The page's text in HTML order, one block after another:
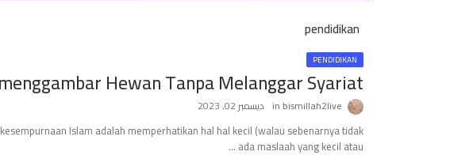
pendidikan
PENDIDIKAN
Hewan Tanpa Melanggar Syariat
bismillah2live ديسمبر 02, 2023
Islam adalah memperhatikan hal hal kecil (walau sebenarnya tidak
ada maslaah yang kecil atau …